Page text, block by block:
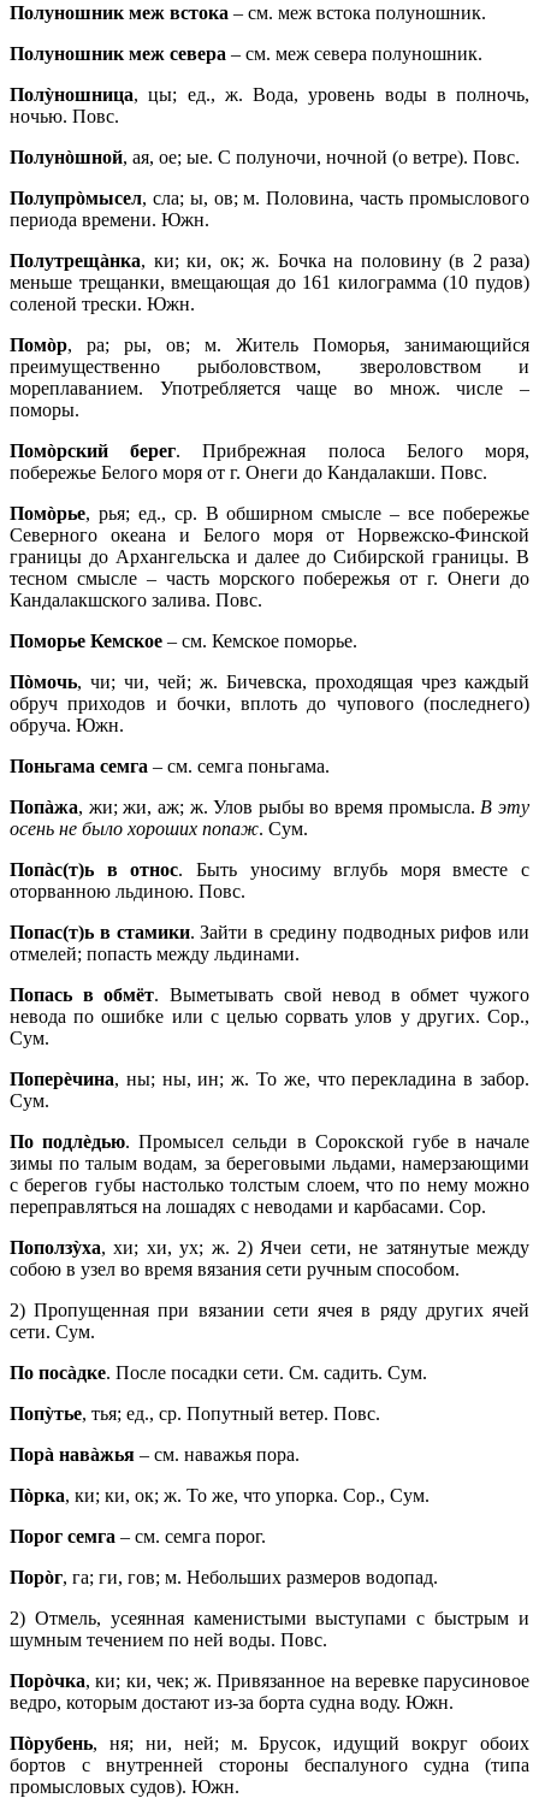
Полуношник меж встока – см. меж встока полуношник.
Полуношник меж севера – см. меж севера полуношник.
Полỳношница, цы; ед., ж. Вода, уровень воды в полночь,
ночью. Повс.
Полунòшной, ая, ое; ые. С полуночи, ночной (о ветре). Повс.
Полупрòмысел, сла; ы, ов; м. Половина, часть промыслового
периода времени. Южн.
Полутрещàнка, ки; ки, ок; ж. Бочка на половину (в 2 раза)
меньше трещанки, вмещающая до 161 килограмма (10 пудов)
соленой трески. Южн.
Помòр, ра; ры, ов; м. Житель Поморья, занимающийся
преимущественно рыболовством, звероловством и
мореплаванием. Употребляется чаще во множ. числе –
поморы.
Помòрский берег. Прибрежная полоса Белого моря,
побережье Белого моря от г. Онеги до Кандалакши. Повс.
Помòрье, рья; ед., ср. В обширном смысле – все побережье
Северного океана и Белого моря от Норвежско-Финской
границы до Архангельска и далее до Сибирской границы. В
тесном смысле – часть морского побережья от г. Онеги до
Кандалакшского залива. Повс.
Поморье Кемское – см. Кемское поморье.
Пòмочь, чи; чи, чей; ж. Бичевска, проходящая чрез каждый
обруч приходов и бочки, вплоть до чупового (последнего)
обруча. Южн.
Поньгама семга – см. семга поньгама.
Попàжа, жи; жи, аж; ж. Улов рыбы во время промысла. В эту
осень не было хороших попаж. Сум.
Попàс(т)ь в относ. Быть уносиму вглубь моря вместе с
оторванною льдиною. Повс.
Попас(т)ь в стамики. Зайти в средину подводных рифов или
отмелей; попасть между льдинами.
Попась в обмёт. Выметывать свой невод в обмет чужого
невода по ошибке или с целью сорвать улов у других. Сор.,
Сум.
Поперèчина, ны; ны, ин; ж. То же, что перекладина в забор.
Сум.
По подлèдью. Промысел сельди в Сорокской губе в начале
зимы по талым водам, за береговыми льдами, намерзающими
с берегов губы настолько толстым слоем, что по нему можно
переправляться на лошадях с неводами и карбасами. Сор.
Поползỳха, хи; хи, ух; ж. 2) Ячеи сети, не затянутые между
собою в узел во время вязания сети ручным способом.
2) Пропущенная при вязании сети ячея в ряду других ячей
сети. Сум.
По посàдке. После посадки сети. См. садить. Сум.
Попỳтье, тья; ед., ср. Попутный ветер. Повс.
Порà навàжья – см. наважья пора.
Пòрка, ки; ки, ок; ж. То же, что упорка. Сор., Сум.
Порог семга – см. семга порог.
Порòг, га; ги, гов; м. Небольших размеров водопад.
2) Отмель, усеянная каменистыми выступами с быстрым и
шумным течением по ней воды. Повс.
Порòчка, ки; ки, чек; ж. Привязанное на веревке парусиновое
ведро, которым достают из-за борта судна воду. Южн.
Пòрубень, ня; ни, ней; м. Брусок, идущий вокруг обоих
бортов с внутренней стороны беспалуного судна (типа
промысловых судов). Южн.